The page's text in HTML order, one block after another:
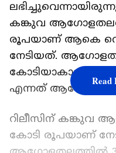
കങ്കുവ
രൂപയാണ് ആകെ
നേടിയത്.
കോടിയാകാൻ 11
എന്നത്
റിലീസിന് കങ്കുവ
കോടി രൂപയാണ്
Read